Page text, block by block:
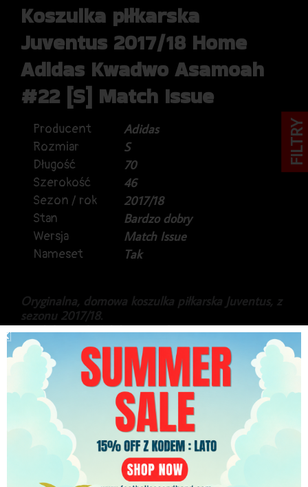
Koszulka piłkarska
Juventus 2017/18 Home
Adidas Kwadwo Asamoah
#22 [S] Match Issue
Producent
Adidas
Rozmiar
S
Długość
70
Szerokość
46
Sezon / rok
2017/18
Stan
Bardzo dobry
Wersja
Match Issue
Nameset
Tak
Oryginalna, domowa koszulka piłkarska Juventus, z
sezonu 2017/18.
Produkt marki Adidas, w niekomercyjnej, meczowej
wersji.
Na plecach Kwadwo Asamoah.
Rozmiar 5, co odpowiada rozmiarowi S/M.
Koszulka przygotowana na rozgrywki Serie A.
Stan bardzo dobry, gratka dla kolekcjonerów.
599.99zł
FILTRY